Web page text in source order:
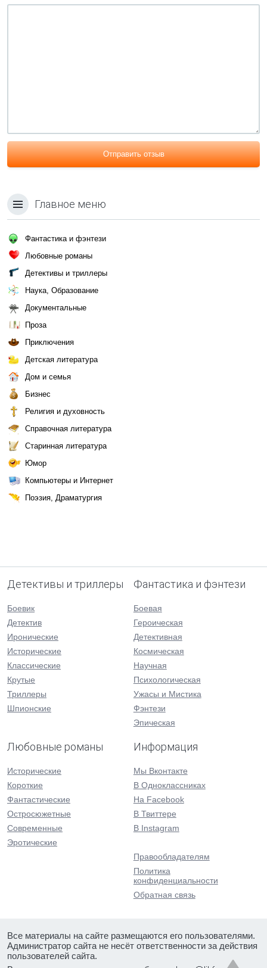
Отправить отзыв
Главное меню
Фантастика и фэнтези
Любовные романы
Детективы и триллеры
Наука, Образование
Документальные
Проза
Приключения
Детская литература
Дом и семья
Бизнес
Религия и духовность
Справочная литература
Старинная литература
Юмор
Компьютеры и Интернет
Поэзия, Драматургия
Детективы и триллеры
Боевик
Детектив
Иронические
Исторические
Классические
Крутые
Триллеры
Шпионские
Фантастика и фэнтези
Боевая
Героическая
Детективная
Космическая
Научная
Психологическая
Ужасы и Мистика
Фэнтези
Эпическая
Любовные романы
Исторические
Короткие
Фантастические
Остросюжетные
Современные
Эротические
Информация
Мы Вконтакте
В Одноклассниках
На Facebook
В Твиттере
В Instagram
Правообладателям
Политика
конфиденциальности
Обратная связь
Все материалы на сайте размещаются его пользователями.
Администратор сайта не несёт ответственности за действия
пользователей сайта.